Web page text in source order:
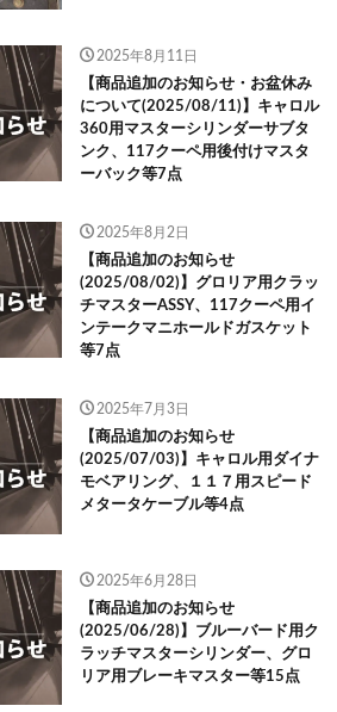
2025年8月11日
【商品追加のお知らせ・お盆休み
について(2025/08/11)】キャロル
360用マスターシリンダーサブタ
ンク、117クーペ用後付けマスタ
ーバック等7点
2025年8月2日
【商品追加のお知らせ
(2025/08/02)】グロリア用クラッ
チマスターASSY、117クーペ用イ
ンテークマニホールドガスケット
等7点
2025年7月3日
【商品追加のお知らせ
(2025/07/03)】キャロル用ダイナ
モベアリング、１１７用スピード
メタータケーブル等4点
2025年6月28日
【商品追加のお知らせ
(2025/06/28)】ブルーバード用ク
ラッチマスターシリンダー、グロ
リア用ブレーキマスター等15点